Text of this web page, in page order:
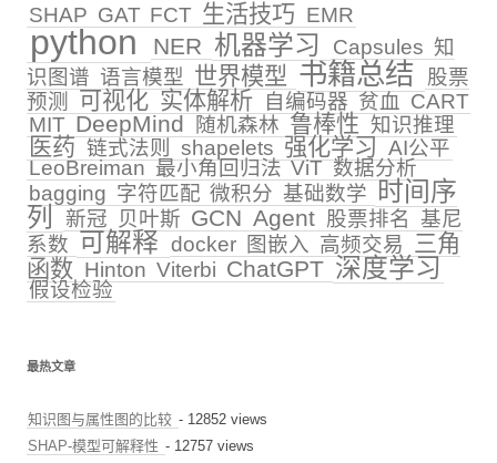
SHAP GAT FCT 生活技巧 EMR
python NER 机器学习 Capsules 知
识图谱 语言模型 世界模型 书籍总结
股票
预测
可视化 实体解析 自编码器 贫血 CART
MIT DeepMind 随机森林 鲁棒性 知识推理
医药 链式法则 shapelets 强化学习 AI公平
LeoBreiman最小角回归法ViT数据分析
bagging 字符匹配 微积分 基础数学
时间序
列
新冠 贝叶斯 GCN Agent 股票排名
基尼
系数 可解释 docker 图嵌入 高频交易
三角
函数 Hinton Viterbi ChatGPT 深度学习
假设检验
最热文章
知识图与属性图的比较 - 12852 views
SHAP-模型可解释性 - 12757 views